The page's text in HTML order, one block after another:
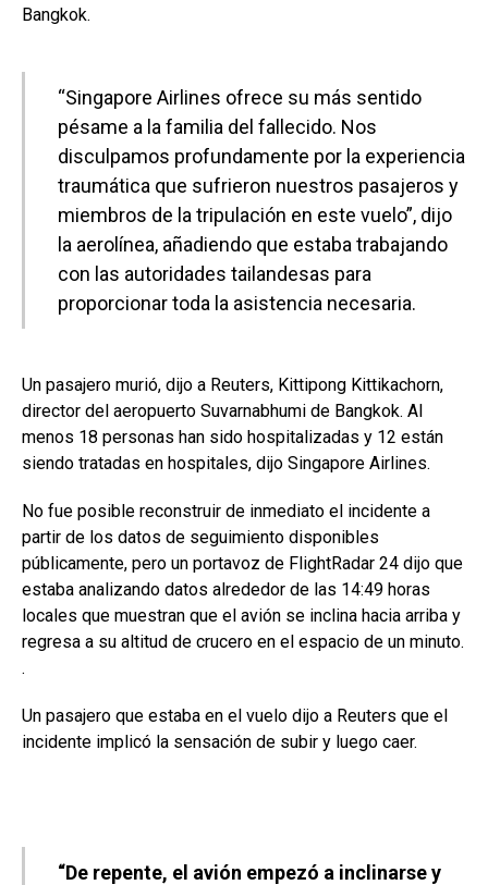
Bangkok.
“Singapore Airlines ofrece su más sentido
pésame a la familia del fallecido. Nos
disculpamos profundamente por la experiencia
traumática que sufrieron nuestros pasajeros y
miembros de la tripulación en este vuelo”, dijo
la aerolínea, añadiendo que estaba trabajando
con las autoridades tailandesas para
proporcionar toda la asistencia necesaria.
Un pasajero murió, dijo a Reuters, Kittipong Kittikachorn,
director del aeropuerto Suvarnabhumi de Bangkok. Al
menos 18 personas han sido hospitalizadas y 12 están
siendo tratadas en hospitales, dijo Singapore Airlines.
No fue posible reconstruir de inmediato el incidente a
partir de los datos de seguimiento disponibles
públicamente, pero un portavoz de FlightRadar 24 dijo que
estaba analizando datos alrededor de las 14:49 horas
locales que muestran que el avión se inclina hacia arriba y
regresa a su altitud de crucero en el espacio de un minuto.
.
Un pasajero que estaba en el vuelo dijo a Reuters que el
incidente implicó la sensación de subir y luego caer.
“De repente, el avión empezó a inclinarse y